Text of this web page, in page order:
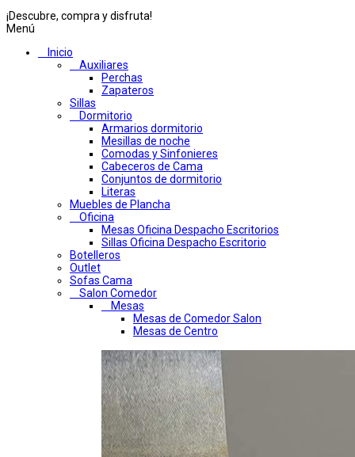
¡Descubre, compra y disfruta!
Menú
Inicio
Auxiliares
Perchas
Zapateros
Sillas
Dormitorio
Armarios dormitorio
Mesillas de noche
Comodas y Sinfonieres
Cabeceros de Cama
Conjuntos de dormitorio
Literas
Muebles de Plancha
Oficina
Mesas Oficina Despacho Escritorios
Sillas Oficina Despacho Escritorio
Botelleros
Outlet
Sofas Cama
Salon Comedor
Mesas
Mesas de Comedor Salon
Mesas de Centro